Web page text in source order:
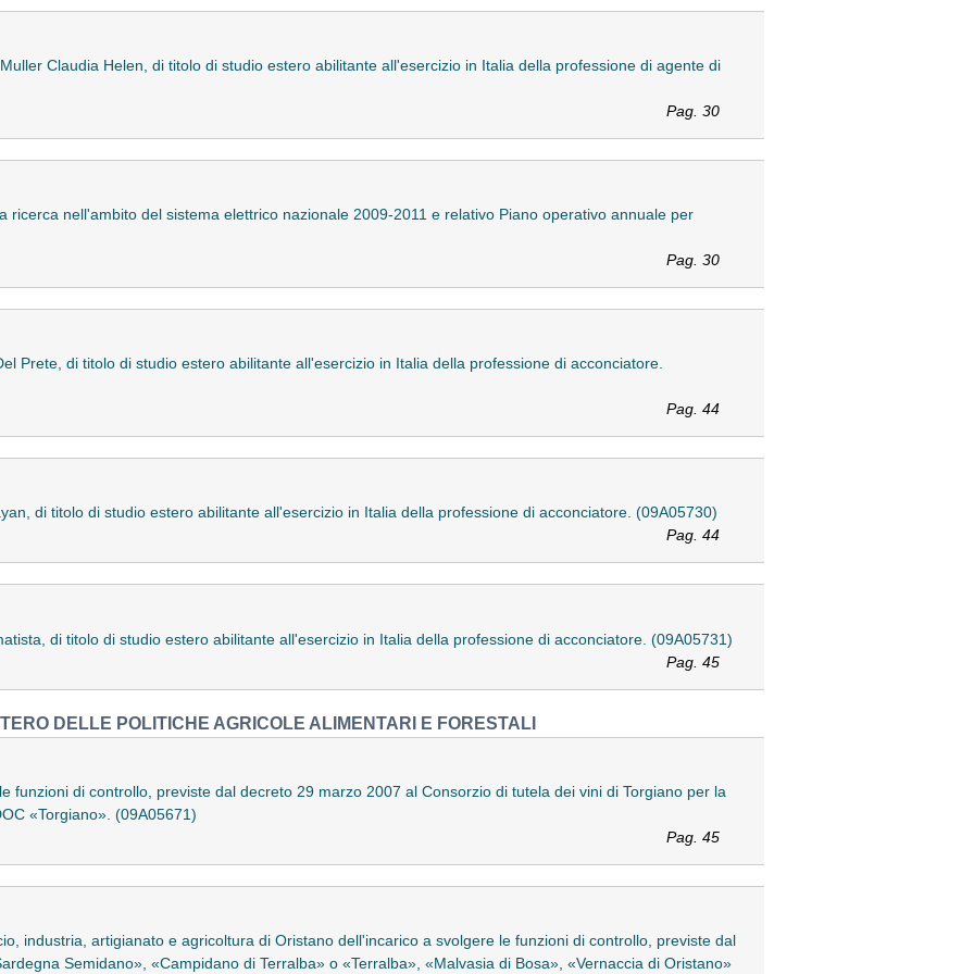
Claudia Helen, di titolo di studio estero abilitante all'esercizio in Italia della professione di agente di
Pag. 30
ricerca nell'ambito del sistema elettrico nazionale 2009-2011 e relativo Piano operativo annuale per
Pag. 30
Prete, di titolo di studio estero abilitante all'esercizio in Italia della professione di acconciatore.
Pag. 44
di titolo di studio estero abilitante all'esercizio in Italia della professione di acconciatore. (09A05730)
Pag. 44
di titolo di studio estero abilitante all'esercizio in Italia della professione di acconciatore. (09A05731)
Pag. 45
DELLE POLITICHE AGRICOLE ALIMENTARI E FORESTALI
funzioni di controllo, previste dal decreto 29 marzo 2007 al Consorzio di tutela dei vini di Torgiano per la
«Torgiano». (09A05671)
Pag. 45
industria, artigianato e agricoltura di Oristano dell'incarico a svolgere le funzioni di controllo, previste dal
Semidano», «Campidano di Terralba» o «Terralba», «Malvasia di Bosa», «Vernaccia di Oristano»